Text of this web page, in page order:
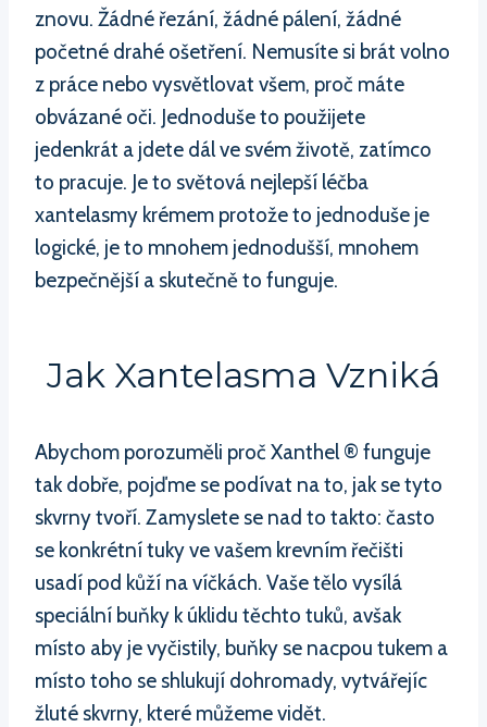
znovu. Žádné řezání, žádné pálení, žádné
početné drahé ošetření. Nemusíte si brát volno
z práce nebo vysvětlovat všem, proč máte
obvázané oči. Jednoduše to použijete
jedenkrát a jdete dál ve svém životě, zatímco
to pracuje. Je to světová nejlepší léčba
xantelasmy krémem protože to jednoduše je
logické, je to mnohem jednodušší, mnohem
bezpečnější a skutečně to funguje.
Jak Xantelasma Vzniká
Abychom porozuměli proč Xanthel ® funguje
tak dobře, pojďme se podívat na to, jak se tyto
skvrny tvoří. Zamyslete se nad to takto: často
se konkrétní tuky ve vašem krevním řečišti
usadí pod kůží na víčkách. Vaše tělo vysílá
speciální buňky k úklidu těchto tuků, avšak
místo aby je vyčistily, buňky se nacpou tukem a
místo toho se shlukují dohromady, vytvářejíc
žluté skvrny, které můžeme vidět.